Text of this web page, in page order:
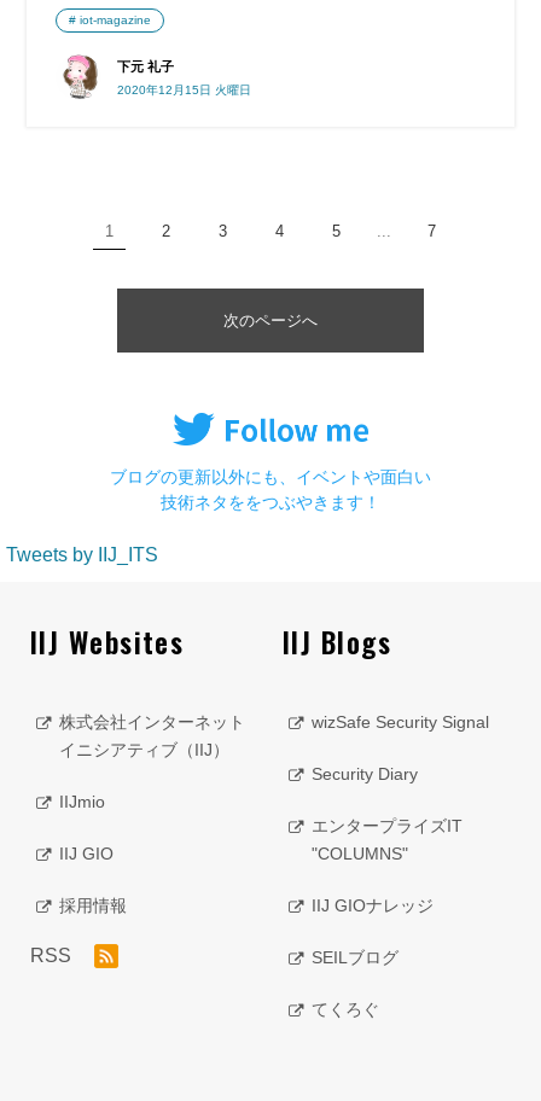
下元 礼子
2020年12月15日 火曜日
iot-magazine
1 2 3 4 5 ... 7
次のページへ
ブログの更新以外にも、イベントや面白い
技術ネタををつぶやきます！
Tweets by IIJ_ITS
IIJ Websites
株式会社インターネット
イニシアティブ（IIJ）
IIJmio
IIJ GIO
採用情報
RSS
IIJ Blogs
wizSafe Security Signal
Security Diary
エンタープライズIT
"COLUMNS"
IIJ GIOナレッジ
SEILブログ
てくろぐ